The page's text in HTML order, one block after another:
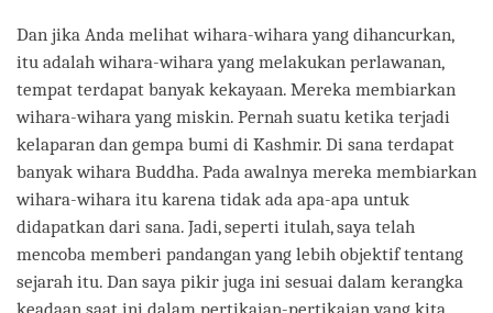
Dan jika Anda melihat wihara-wihara yang dihancurkan,
itu adalah wihara-wihara yang melakukan perlawanan,
tempat terdapat banyak kekayaan. Mereka membiarkan
wihara-wihara yang miskin. Pernah suatu ketika terjadi
kelaparan dan gempa bumi di Kashmir. Di sana terdapat
banyak wihara Buddha. Pada awalnya mereka membiarkan
wihara-wihara itu karena tidak ada apa-apa untuk
didapatkan dari sana. Jadi, seperti itulah, saya telah
mencoba memberi pandangan yang lebih objektif tentang
sejarah itu. Dan saya pikir juga ini sesuai dalam kerangka